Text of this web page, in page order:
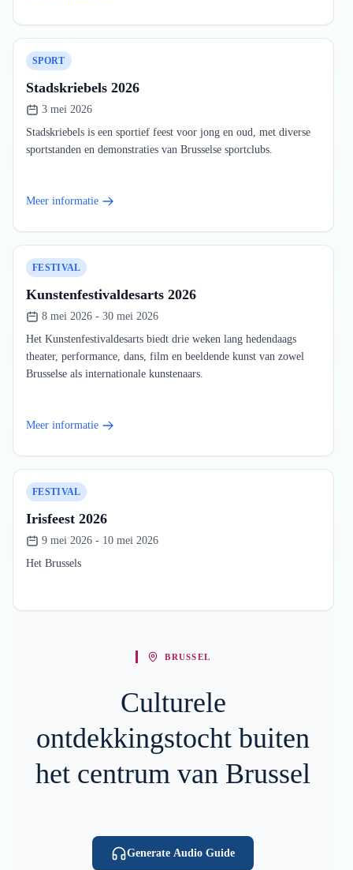
SPORT
Stadskriebels 2026
3 mei 2026
Stadskriebels is een sportief feest voor jong en oud, met diverse
sportstanden en demonstraties van Brusselse sportclubs.
Meer informatie
FESTIVAL
Kunstenfestivaldesarts 2026
8 mei 2026 - 30 mei 2026
Het Kunstenfestivaldesarts biedt drie weken lang hedendaags
theater, performance, dans, film en beeldende kunst van zowel
Brusselse als internationale kunstenaars.
Meer informatie
FESTIVAL
Irisfeest 2026
9 mei 2026 - 10 mei 2026
Het Brussels
BRUSSEL
Culturele
ontdekkingstocht buiten
het centrum van Brussel
Generate Audio Guide